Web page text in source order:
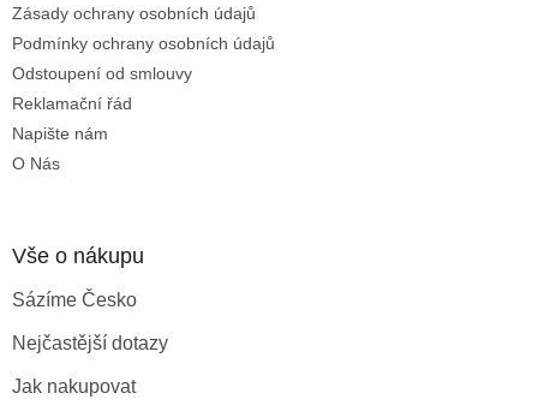
Zásady ochrany osobních údajů
Podmínky ochrany osobních údajů
Odstoupení od smlouvy
Reklamační řád
Napište nám
O Nás
Vše o nákupu
Sázíme Česko
Nejčastější dotazy
Jak nakupovat